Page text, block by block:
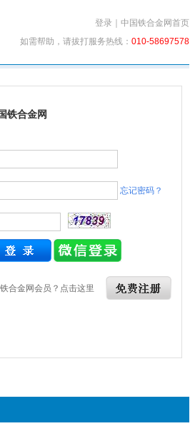
登录
中国铁合金网首页
如需帮助，请拔打服务热线： 010-58697578
铁合金网
忘记密码？
合金网会员？点击这里